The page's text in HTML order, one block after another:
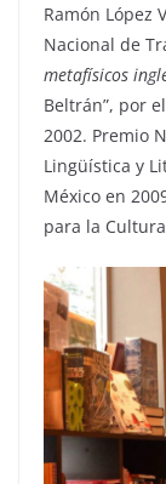
Ramón López
Nacional de
metafísicos
Beltrán”, por
2002. Premio
Lingüística y
México en
para la